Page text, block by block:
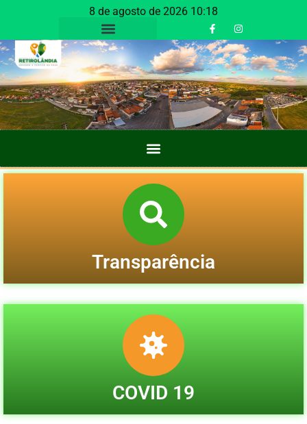
8 de agosto de 2026 10:18
Transparência
COVID 19